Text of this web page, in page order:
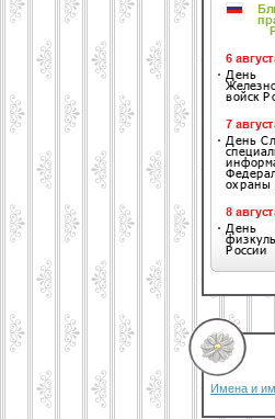
Имена и